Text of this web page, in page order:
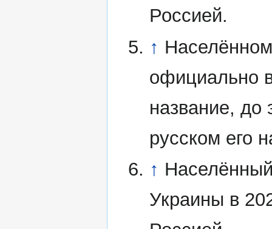
Россией.
↑
официально
название, до
русском его
↑
Украины в